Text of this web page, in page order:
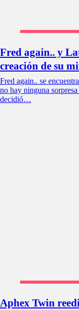
Fred again.. y
creación de su
Fred again.. se
no hay ninguna
decidió…
Aphex Twin